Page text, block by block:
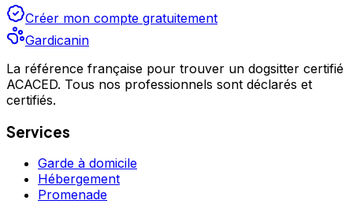
Créer mon compte gratuitement
Gardicanin
La référence française pour trouver un dogsitter certifié
ACACED. Tous nos professionnels sont déclarés et
certifiés.
Services
Garde à domicile
Hébergement
Promenade